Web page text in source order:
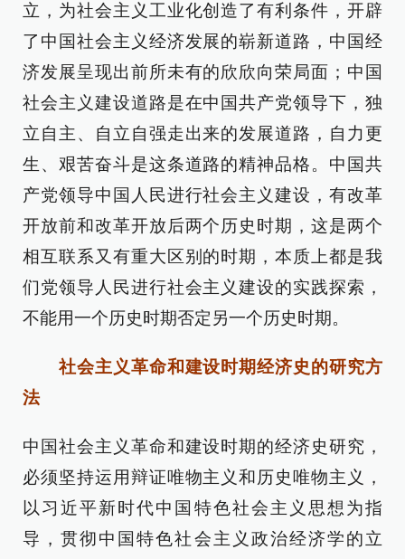
立，为社会主义工业化创造了有利条件，开辟
了中国社会主义经济发展的崭新道路，中国经
济发展呈现出前所未有的欣欣向荣局面；中国
社会主义建设道路是在中国共产党领导下，独
立自主、自立自强走出来的发展道路，自力更
生、艰苦奋斗是这条道路的精神品格。中国共
产党领导中国人民进行社会主义建设，有改革
开放前和改革开放后两个历史时期，这是两个
相互联系又有重大区别的时期，本质上都是我
们党领导人民进行社会主义建设的实践探索，
不能用一个历史时期否定另一个历史时期。
社会主义革命和建设时期经济史的研究方
法
中国社会主义革命和建设时期的经济史研究，
必须坚持运用辩证唯物主义和历史唯物主义，
以习近平新时代中国特色社会主义思想为指
导，贯彻中国特色社会主义政治经济学的立